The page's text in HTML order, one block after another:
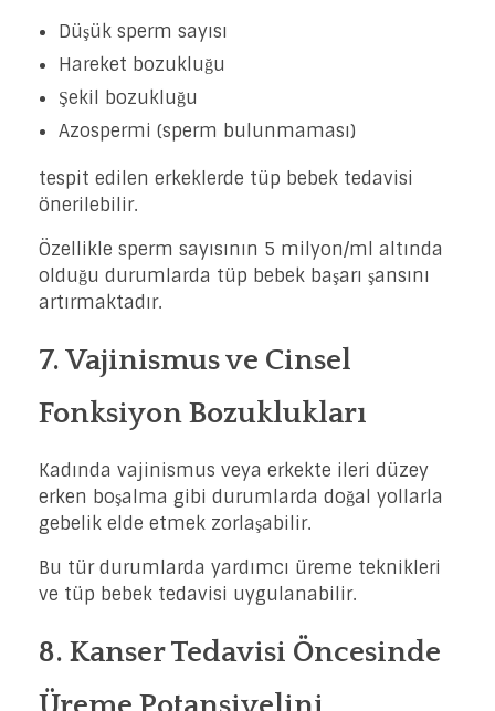
Düşük sperm sayısı
Hareket bozukluğu
Şekil bozukluğu
Azospermi (sperm bulunmaması)
tespit edilen erkeklerde tüp bebek tedavisi
önerilebilir.
Özellikle sperm sayısının 5 milyon/ml altında
olduğu durumlarda tüp bebek başarı şansını
artırmaktadır.
7. Vajinismus ve Cinsel
Fonksiyon Bozuklukları
Kadında vajinismus veya erkekte ileri düzey
erken boşalma gibi durumlarda doğal yollarla
gebelik elde etmek zorlaşabilir.
Bu tür durumlarda yardımcı üreme teknikleri
ve tüp bebek tedavisi uygulanabilir.
8. Kanser Tedavisi Öncesinde